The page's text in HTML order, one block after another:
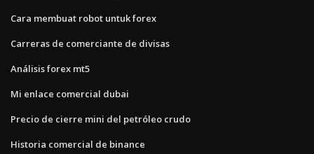
Cara membuat robot untuk forex
Carreras de comerciante de divisas
Análisis forex mt5
Mi enlace comercial dubai
Precio de cierre mini del petróleo crudo
Historia comercial de binance